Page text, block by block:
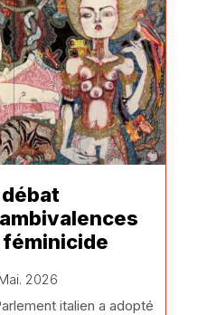
féminicide
2026
italien a adopté